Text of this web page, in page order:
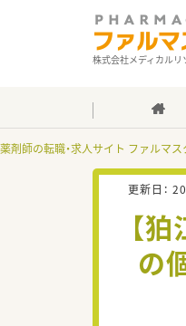
株式会社メディカルリ
薬剤師の転職・求人サイト ファルマス
更新日：
【
の